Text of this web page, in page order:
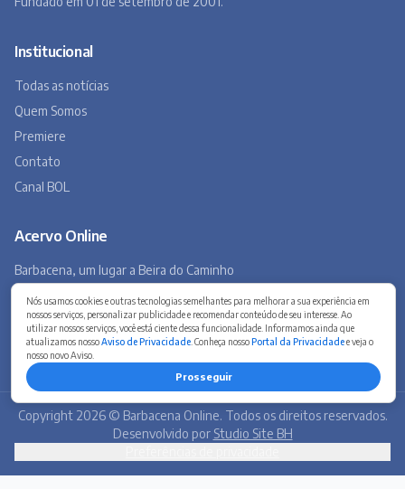
Nós usamos cookies e outras tecnologias semelhantes para melhorar a sua experiência em
nossos serviços, personalizar publicidade e recomendar conteúdo de seu interesse. Ao
utilizar nossos serviços, você está ciente dessa funcionalidade. Informamos ainda que
atualizamos nossoAviso de Privacidade . Conheça nossoPortal da Privacidadee veja o
nosso novo Aviso.
Prosseguir
Acervo Online
Barbacena, um lugar a Beira do Caminho
Museu Virtual
Museu do Tropeirismo
Copyright 2026 © Barbacena Online. Todos os direitos reservados.